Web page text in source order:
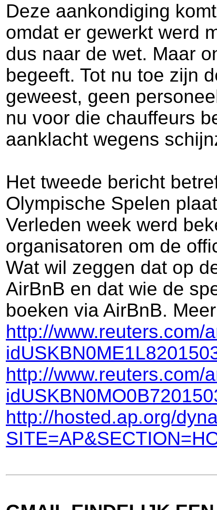
Deze aankondiging
omdat er gewerkt werd
dus naar de wet. Maar
begeeft. Tot nu toe zijn
geweest, geen
nu voor die chauffeurs
aanklacht wegens
Het tweede bericht
Olympische Spelen
Verleden week werd
organisatoren om de
Wat wil zeggen dat op
AirBnB en dat wie de
boeken via AirBnB.
http://www.reuters.com/
http://www.reuters.com/
http://hosted.ap.org/